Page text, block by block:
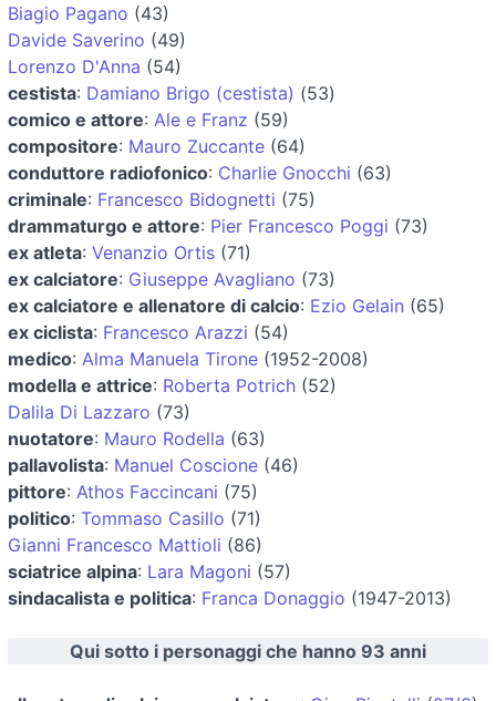
Biagio Pagano (43)
Davide Saverino (49)
Lorenzo D'Anna (54)
cestista: Damiano Brigo (cestista) (53)
comico e attore: Ale e Franz (59)
compositore: Mauro Zuccante (64)
conduttore radiofonico: Charlie Gnocchi (63)
criminale: Francesco Bidognetti (75)
drammaturgo e attore: Pier Francesco Poggi (73)
ex atleta: Venanzio Ortis (71)
ex calciatore: Giuseppe Avagliano (73)
ex calciatore e allenatore di calcio: Ezio Gelain (65)
ex ciclista: Francesco Arazzi (54)
medico: Alma Manuela Tirone (1952-2008)
modella e attrice: Roberta Potrich (52)
Dalila Di Lazzaro (73)
nuotatore: Mauro Rodella (63)
pallavolista: Manuel Coscione (46)
pittore: Athos Faccincani (75)
politico: Tommaso Casillo (71)
Gianni Francesco Mattioli (86)
sciatrice alpina: Lara Magoni (57)
sindacalista e politica: Franca Donaggio (1947-2013)
Qui sotto i personaggi che hanno 93 anni